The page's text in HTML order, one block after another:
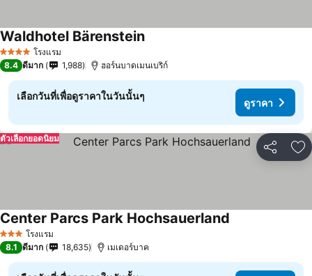
4 ดาว โรงแรม
Waldhotel Bärenstein
8.4 ดีมาก 1,988 ฮอร์นบาดเมนเบริก์
เลือกวันที่เพื่อดูราคาในวันนั้นๆ
ดูราคา
แชร์ เ
ตัวเลือกยอดนิยม
3 ดาว โรงแรม
Center Parcs Park Hochsauerland
8.1 ดีมาก 18,635 เมเดอร์บาค